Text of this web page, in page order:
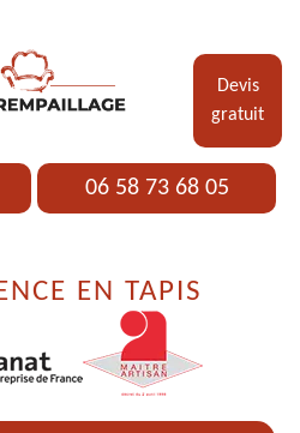
Devis
gratuit
06 58 73 68 05
EN TAPIS